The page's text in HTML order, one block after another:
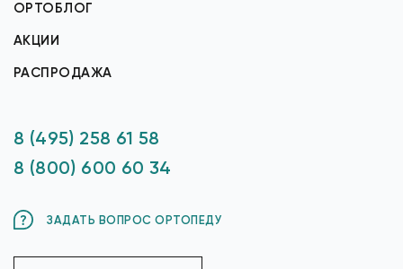
ОРТОБЛОГ
АКЦИИ
РАСПРОДАЖА
8 (495) 258 61 58
8 (800) 600 60 34
ЗАДАТЬ ВОПРОС ОРТОПЕДУ